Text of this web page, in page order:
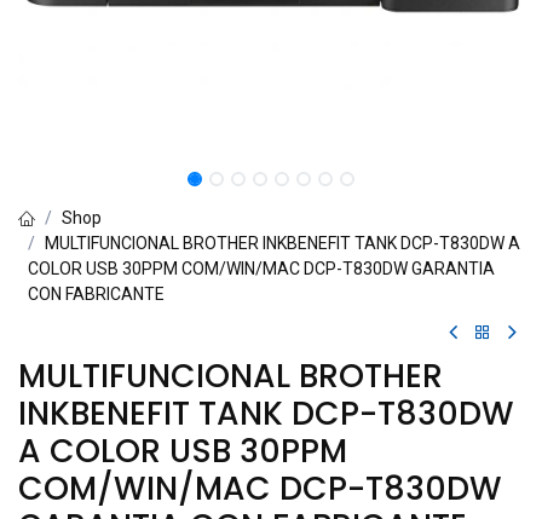
Shop
MULTIFUNCIONAL BROTHER INKBENEFIT TANK DCP-T830DW A
COLOR USB 30PPM COM/WIN/MAC DCP-T830DW GARANTIA
CON FABRICANTE
MULTIFUNCIONAL BROTHER
INKBENEFIT TANK DCP-T830DW
A COLOR USB 30PPM
COM/WIN/MAC DCP-T830DW